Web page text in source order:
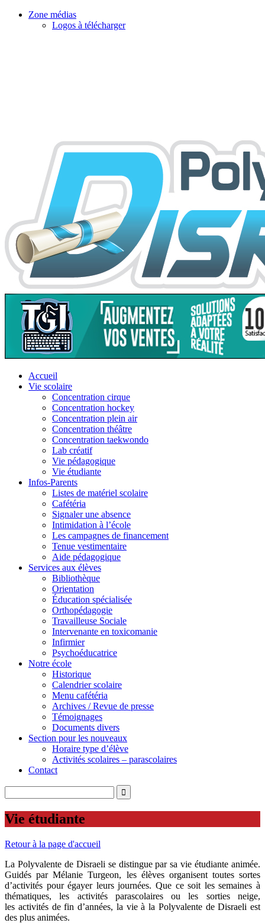
Zone médias
Logos à télécharger
Accueil
Vie scolaire
Concentration cirque
Concentration hockey
Concentration plein air
Concentration théâtre
Concentration taekwondo
Lab créatif
Vie pédagogique
Vie étudiante
Infos-Parents
Listes de matériel scolaire
Cafétéria
Signaler une absence
Intimidation à l’école
Les campagnes de financement
Tenue vestimentaire
Aide pédagogique
Services aux élèves
Bibliothèque
Orientation
Éducation spécialisée
Orthopédagogie
Travailleuse Sociale
Intervenante en toxicomanie
Infirmier
Psychoéducatrice
Notre école
Historique
Calendrier scolaire
Menu cafétéria
Archives / Revue de presse
Témoignages
Documents divers
Section pour les nouveaux
Horaire type d’élève
Activités scolaires – parascolaires
Contact
Vie étudiante
Retour à la page d'accueil
La Polyvalente de Disraeli se distingue par sa vie étudiante animée.
Guidés par Mélanie Turgeon, les élèves organisent toutes sortes
d’activités pour égayer leurs journées. Que ce soit les semaines à
thématiques, les activités parascolaires ou les sorties neige,
les activités de fin d’années, la vie à la Polyvalente de Disraeli est
des plus animées.